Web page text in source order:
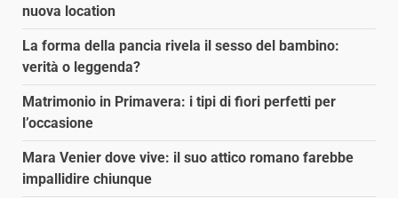
nuova location
La forma della pancia rivela il sesso del bambino:
verità o leggenda?
Matrimonio in Primavera: i tipi di fiori perfetti per
l’occasione
Mara Venier dove vive: il suo attico romano farebbe
impallidire chiunque